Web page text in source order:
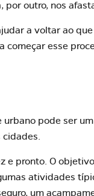
outro, nos
a voltar ao
esse
pode ser
e pronto. O
atividades
um